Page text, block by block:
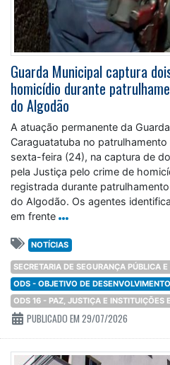
Guarda Municipal captura
homicídio durante
do Algodão
A atuação permanente da
Caraguatatuba no
sexta-feira (24), na captura de
pela Justiça pelo crime de
registrada durante
do Algodão. Os agentes
em frente
NOTÍCIAS
SECRETARIA DE SEGURANÇA PÚBLICA
ODS - OBJETIVO DE
ODS 16 - PAZ, JUSTIÇA E INSTITUIÇÕES
PUBLICADO EM 29/07/2026